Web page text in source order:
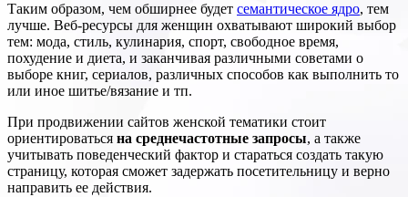
Таким образом, чем обширнее будет семантическое ядро, тем
лучше. Веб-ресурсы для женщин охватывают широкий выбор
тем: мода, стиль, кулинария, спорт, свободное время,
похудение и диета, и заканчивая различными советами о
выборе книг, сериалов, различных способов как выполнить то
или иное шитье/вязание и тп.
При продвижении сайтов женской тематики стоит
ориентироваться на среднечастотные запросы, а также
учитывать поведенческий фактор и стараться создать такую
страницу, которая сможет задержать посетительницу и верно
направить ее действия.